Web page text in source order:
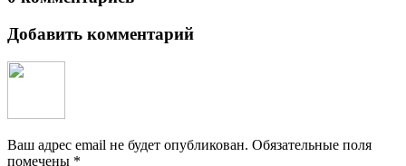
Добавить комментарий
Ваш адрес email не будет опубликован. Обязательные поля
помечены *